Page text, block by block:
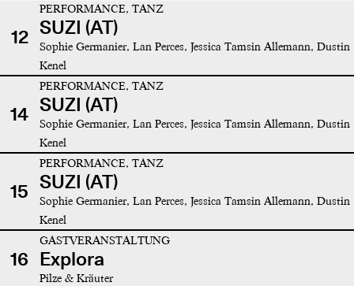
12
PERFORMANCE, TANZ
SUZI (AT)
Sophie Germanier, Lan Perces, Jessica Tamsin Allemann, Dustin
Kenel
14
PERFORMANCE, TANZ
SUZI (AT)
Sophie Germanier, Lan Perces, Jessica Tamsin Allemann, Dustin
Kenel
15
PERFORMANCE, TANZ
SUZI (AT)
Sophie Germanier, Lan Perces, Jessica Tamsin Allemann, Dustin
Kenel
16
GASTVERANSTALTUNG
Explora
Pilze & Kräuter